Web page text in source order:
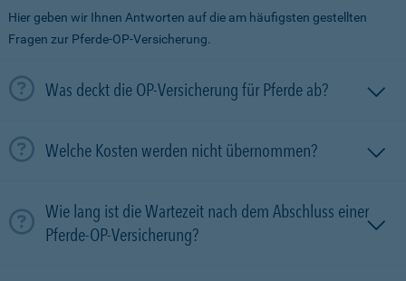
Hier geben wir Ihnen Antworten auf die am häufigsten gestellten
Fragen zur Pferde-OP-Versicherung.
Was deckt die OP-Versicherung für Pferde ab?
Welche Kosten werden nicht übernommen?
Wie lang ist die Wartezeit nach dem Abschluss einer
Pferde-OP-Versicherung?